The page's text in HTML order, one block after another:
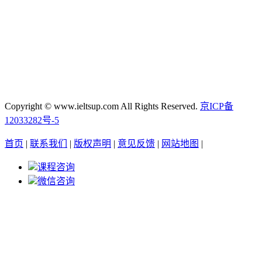
Copyright © www.ieltsup.com All Rights Reserved. 京ICP备
12033282号-5
首页 | 联系我们 | 版权声明 | 意见反馈 | 网站地图 |
课程咨询
微信咨询